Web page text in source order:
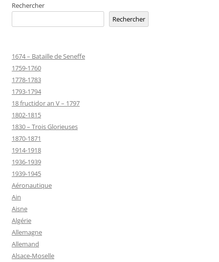
Rechercher
Rechercher
1674 – Bataille de Seneffe
1759-1760
1778-1783
1793-1794
18 fructidor an V – 1797
1802-1815
1830 – Trois Glorieuses
1870-1871
1914-1918
1936-1939
1939-1945
Aéronautique
Ain
Aisne
Algérie
Allemagne
Allemand
Alsace-Moselle